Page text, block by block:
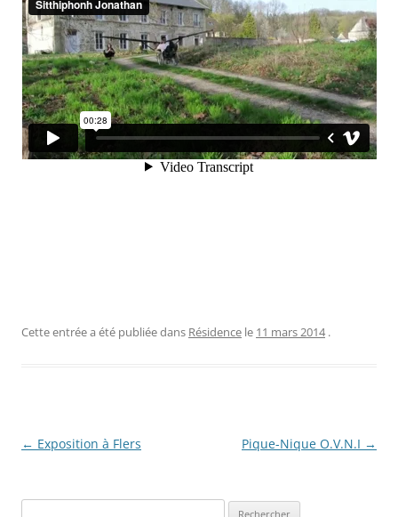
Cette entrée a été publiée dans Résidence le 11 mars 2014 .
Navigation
← Exposition à Flers Pique-Nique O.V.N.I →